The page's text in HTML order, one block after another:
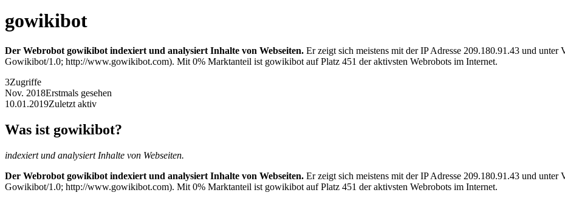
gowikibot
Der Webrobot gowikibot indexiert und analysiert Inhalte von Webseiten. Er zeigt sich meistens mit der IP Adresse 209.180.91.43 und
Gowikibot/1.0; http://www.gowikibot.com). Mit 0% Marktanteil ist gowikibot auf Platz 451 der aktivsten Webrobots im Internet.
3Zugriffe
Nov. 2018Erstmals gesehen
10.01.2019Zuletzt aktiv
Was ist gowikibot?
indexiert und analysiert Inhalte von Webseiten.
Der Webrobot gowikibot indexiert und analysiert Inhalte von Webseiten. Er zeigt sich meistens mit der IP Adresse 209.180.91.43 und
Gowikibot/1.0; http://www.gowikibot.com). Mit 0% Marktanteil ist gowikibot auf Platz 451 der aktivsten Webrobots im Internet.